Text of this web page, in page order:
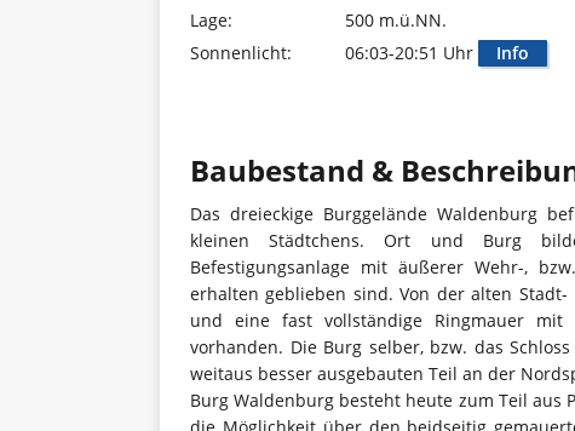
Lage:
500 m.ü.NN.
Sonnenlicht:
06:03-20:51 Uhr Info
Baubestand &
Das dreieckige Burggelände Waldenburg
kleinen Städtchens. Ort und Burg
Befestigungsanlage mit äußerer Wehr-,
erhalten geblieben sind. Von der alten
und eine fast vollständige Ringmauer mit
vorhanden. Die Burg selber, bzw. das
weitaus besser ausgebauten Teil an der
Burg Waldenburg besteht heute zum Teil aus